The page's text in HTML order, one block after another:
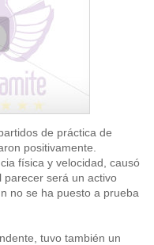
de práctica de
positivamente.
física y velocidad, causó
parecer será un activo
no se ha puesto a prueba
tuvo también un